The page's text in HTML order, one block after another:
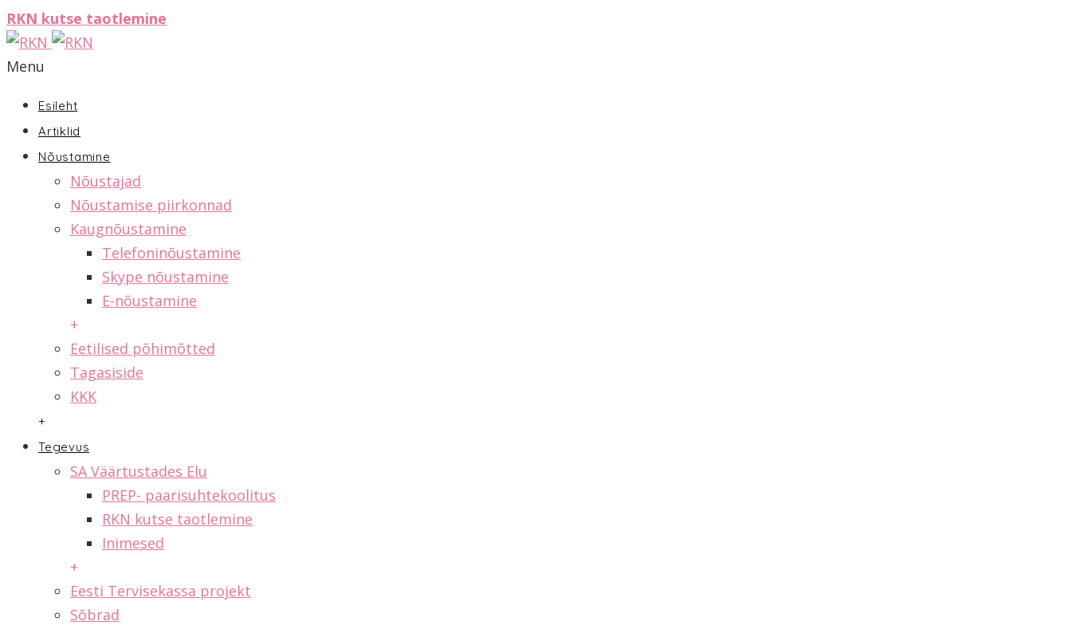
RKN kutse taotlemine
Menu
Esileht
Artiklid
Nõustamine
Nõustajad
Nõustamise piirkonnad
Kaugnõustamine
Telefoninõustamine
Skype nõustamine
E-nõustamine
+
Eetilised põhimõtted
Tagasiside
KKK
+
Tegevus
SA Väärtustades Elu
PREP- paarisuhtekoolitus
RKN kutse taotlemine
Inimesed
+
Eesti Tervisekassa projekt
Sõbrad